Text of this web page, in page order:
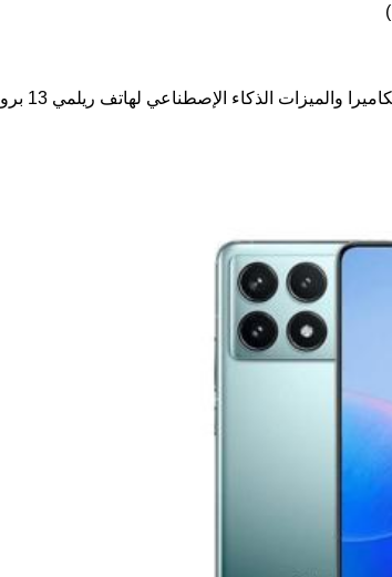
)
كشفت ريلمي مؤخرًا خلال حدث في تايلاند، عن إمكانيات الكاميرا والميزات الذكاء الإصطناعي لهاتف ريلمي 13 برو